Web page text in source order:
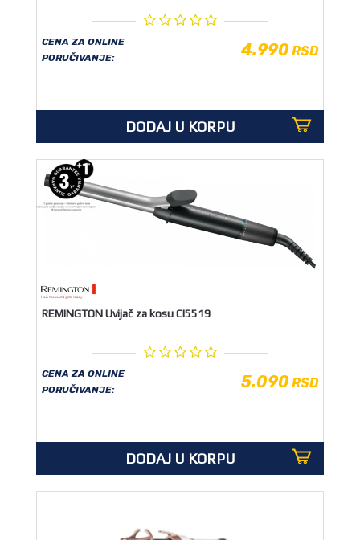
CENA ZA ONLINE
PORUČIVANJE:
4.990RSD
DODAJ U KORPU
REMINGTON Uvijač za kosu CI5519
CENA ZA ONLINE
PORUČIVANJE:
5.090RSD
DODAJ U KORPU